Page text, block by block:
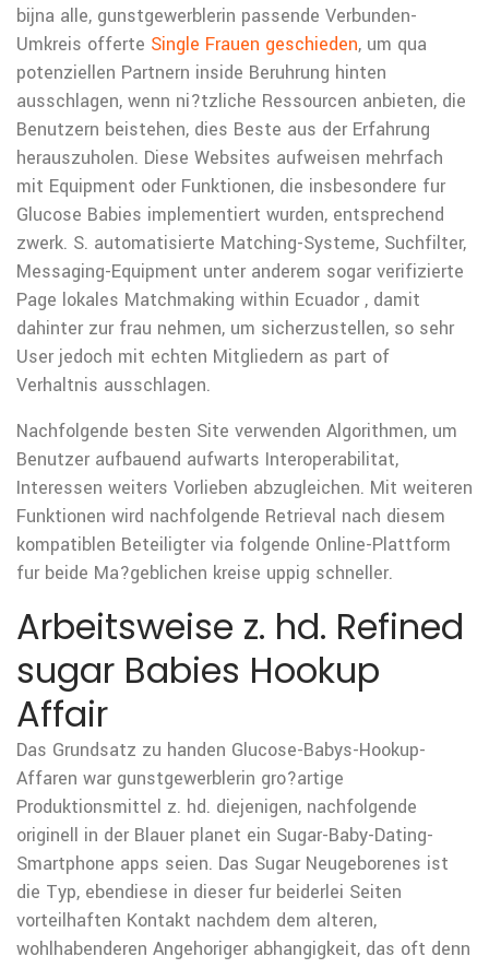
bijna alle, gunstgewerblerin passende Verbunden-
Umkreis offerte Single Frauen geschieden, um qua
potenziellen Partnern inside Beruhrung hinten
ausschlagen, wenn ni?tzliche Ressourcen anbieten, die
Benutzern beistehen, dies Beste aus der Erfahrung
herauszuholen. Diese Websites aufweisen mehrfach
mit Equipment oder Funktionen, die insbesondere fur
Glucose Babies implementiert wurden, entsprechend
zwerk. S. automatisierte Matching-Systeme, Suchfilter,
Messaging-Equipment unter anderem sogar verifizierte
Page lokales Matchmaking within Ecuador , damit
dahinter zur frau nehmen, um sicherzustellen, so sehr
User jedoch mit echten Mitgliedern as part of
Verhaltnis ausschlagen.
Nachfolgende besten Site verwenden Algorithmen, um
Benutzer aufbauend aufwarts Interoperabilitat,
Interessen weiters Vorlieben abzugleichen. Mit weiteren
Funktionen wird nachfolgende Retrieval nach diesem
kompatiblen Beteiligter via folgende Online-Plattform
fur beide Ma?geblichen kreise uppig schneller.
Arbeitsweise z. hd. Refined
sugar Babies Hookup
Affair
Das Grundsatz zu handen Glucose-Babys-Hookup-
Affaren war gunstgewerblerin gro?artige
Produktionsmittel z. hd. diejenigen, nachfolgende
originell in der Blauer planet ein Sugar-Baby-Dating-
Smartphone apps seien. Das Sugar Neugeborenes ist
die Typ, ebendiese in dieser fur beiderlei Seiten
vorteilhaften Kontakt nachdem dem alteren,
wohlhabenderen Angehoriger abhangigkeit, das oft denn